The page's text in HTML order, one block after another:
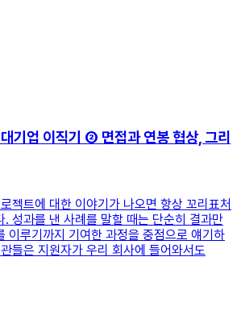
기업 이직기 ② 면접과 연봉 협상, 그리
젝트에 대한 이야기가 나오면 항상 꼬리표처
. 성과를 낸 사례를 말할 때는 단순히 결과만
이루기까지 기여한 과정을 중점으로 얘기하
들은 지원자가 우리 회사에 들어와서도